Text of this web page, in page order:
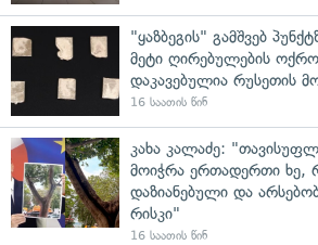
"ყაზბეგის" გამშვებ
მეტი ღირებულების
დაკავებულია რუსეთის
16 საათის წინ
კახა კალაძე:
მოიჭრა ერთადერთი ხე,
დაზიანებული და
რისკი"
16 საათის წინ